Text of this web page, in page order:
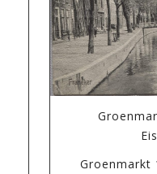
Groenmarkt